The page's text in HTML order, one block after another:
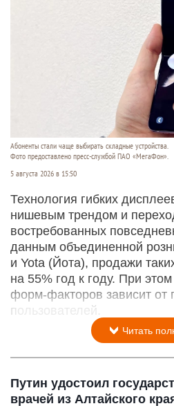
Абоненты стали чаще выбирать складные устройства.
Фото предоставлено пресс-службой ПАО «МегаФон».
5 августа 2026 в 15:50
Технология гибких
нишевым трендом и
востребованных
данным объединенной
и Yota (Йота), продажи
на 55% год к году. При
форм‑факторов зависит от
пользователей.
Читать
Путин удостоил
врачей из Алтайского